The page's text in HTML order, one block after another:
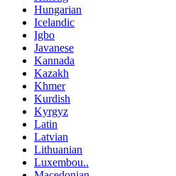
Hungarian
Icelandic
Igbo
Javanese
Kannada
Kazakh
Khmer
Kurdish
Kyrgyz
Latin
Latvian
Lithuanian
Luxembou..